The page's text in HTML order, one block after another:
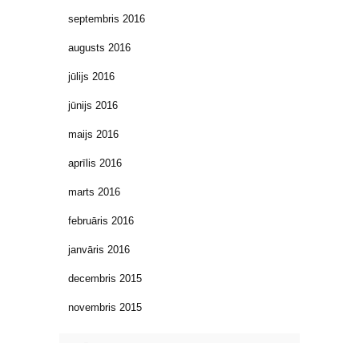
septembris 2016
augusts 2016
jūlijs 2016
jūnijs 2016
maijs 2016
aprīlis 2016
marts 2016
februāris 2016
janvāris 2016
decembris 2015
novembris 2015